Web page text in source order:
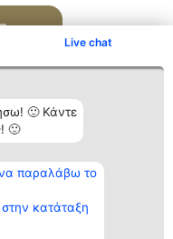
Live chat
🙂 Κάντε
🙂
να παραλάβω το
κατάταξη
Επικοινωνία
Επικοινωνία